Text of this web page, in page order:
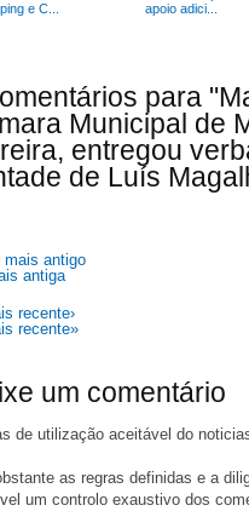
e C...
apoio adici...
para
Municipal de
entregou
de Luís
mais antigo
antiga
recente›
recente»
um comentário
de utilização aceitável do
as regras definidas e a
um controlo exaustivo dos